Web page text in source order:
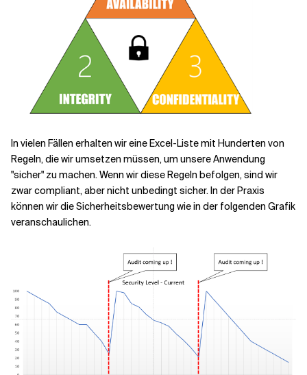
In vielen Fällen erhalten wir eine Excel-Liste mit Hunderten von
Regeln, die wir umsetzen müssen, um unsere Anwendung
"sicher" zu machen. Wenn wir diese Regeln befolgen, sind wir
zwar compliant, aber nicht unbedingt sicher. In der Praxis
können wir die Sicherheitsbewertung wie in der folgenden Grafik
veranschaulichen.